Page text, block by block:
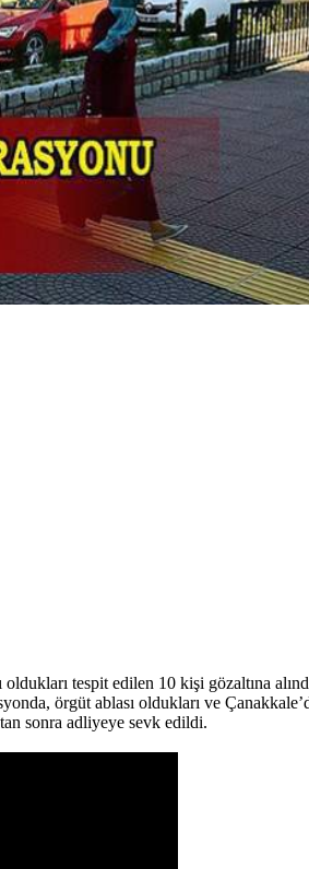
tespit edilen 10 kişi gözaltına
örgüt ablası oldukları ve
sonra adliyeye sevk edildi.